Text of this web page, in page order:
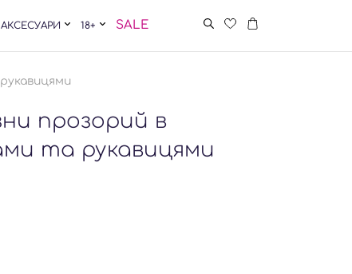
АКСЕСУАРИ 18+ SALE
прозорий в
та рукавицями